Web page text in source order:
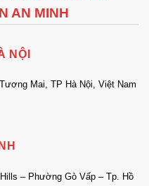
AN MINH
NỘI
Mai, TP Hà Nội, Việt Nam
– Phường Gò Vấp – Tp. Hồ